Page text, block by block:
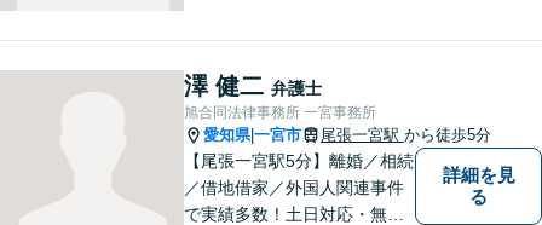
分かりやすい説明を心がけま
す。お気軽にご相談くださ
い！
澤 健二 弁護士
旭合同法律事務所 一宮事務所
愛知県|一宮市 尾張一宮駅 から徒歩5分
【尾張一宮駅5分】離婚／相続
／借地借家／外国人関連事件
で実績多数！土日対応・無料
詳細を見
る